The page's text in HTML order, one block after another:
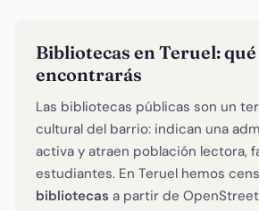
Bibliotecas en Teruel: qué
encontrarás
Las bibliotecas públicas son un
cultural del barrio: indican una
activa y atraen población lectora,
estudiantes. En Teruel hemos
bibliotecas a partir de